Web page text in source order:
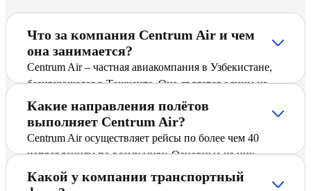
Что за компания Centrum Air и чем
она занимается?
Centrum Air – частная авиакомпания в Узбекистане,
базирующаяся в Ташкенте. Она является одним из
ведущих перевозчиков Узбекистана и предлагает
пассажирам регулярные и чартерные рейсы по
международным и внутренним направлениям,
включая Тбилиси – Дубай. Компания активно
направления и стремится обеспечить безопасный и
Какие направления полётов
выполняет Centrum Air?
Centrum Air осуществляет рейсы по более чем 40
направлениям по всему миру. Основные из них
включают крупные международные города и
популярные туристические направления. Детальное
Какой у компании транспортный